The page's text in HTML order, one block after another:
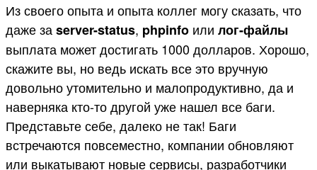
Из своего опыта и опыта коллег могу сказать, что
даже заserver-status, phpinfo или лог-файлы
выплата может достигать 1000 долларов. Хорошо,
скажите вы, но ведь искать все это вручную
довольно утомительно и малопродуктивно, да и
наверняка кто-то другой уже нашел все баги.
Представьте себе, далеко не так! Баги
встречаются повсеместно, компании обновляют
или выкатывают новые сервисы, разработчики